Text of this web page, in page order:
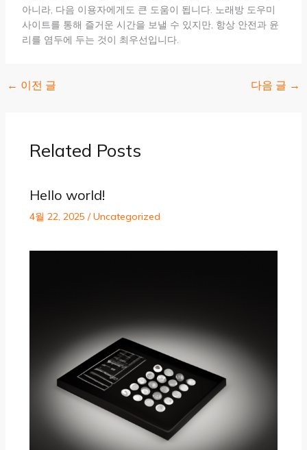
아니라, 다음 이용자에게도 큰 도움이 됩니다. 노래방 도우미
사이트를 통해 즐거운 시간을 보낼 수 있지만, 항상 안전과 윤
리를 염두에 두는 것이 최우선입니다.
← 이전 글 다음 글 →
Related Posts
Hello world!
4월 22, 2025 /Uncategorized